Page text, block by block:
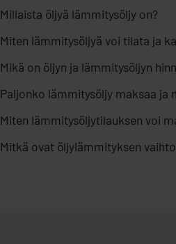
Millaista öljyä lämmitysöljy on?
Miten lämmitysöljyä voi tilata ja
Mikä on öljyn ja lämmitysöljyn
Paljonko lämmitysöljy maksaa ja
Miten lämmitysöljytilauksen voi
Mitkä ovat öljylämmityksen